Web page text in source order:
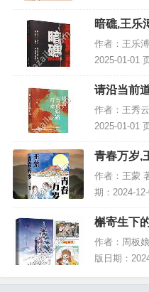
书大小：
书名为《别...
暗礁,王乐
资源
作者：王乐
2025-01-01
书大小：
《暗礁》...
请沿当前
载,网盘资
作者：王秀
2025-01-01
书大小：
《请沿当...
青春万岁,
盘资源
作者：王蒙
期：2024-
电子书大小
介 长篇小...
槲寄生下
MB,网盘
作者：周板
版日期：